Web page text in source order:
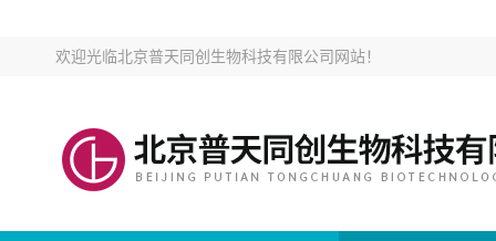
欢迎光临北京普天同创生物科技有限公司网站！